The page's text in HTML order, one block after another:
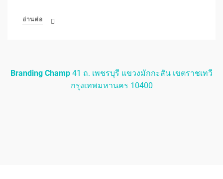
อ่านต่อ
Branding Champ 41 ถ. เพชรบุรี แขวงมักกะสัน เขตราชเทวี
กรุงเทพมหานคร 10400